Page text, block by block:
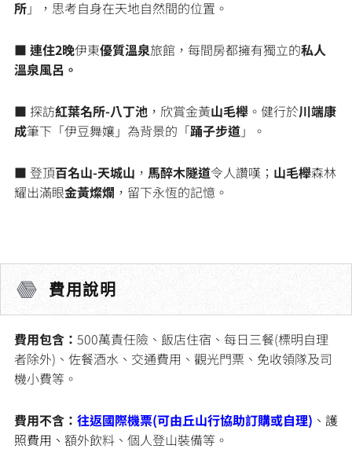
所」，思考自身在天地自然間的位置。
■ 連住2晚伊東優質溫泉旅館，每間房都擁有獨立的私人
溫泉風呂。
■ 探訪紅葉名所-八丁池 ，欣賞金黃山毛櫸 。健行於川端康
成筆下「伊豆舞孃」為背景的「踊子步道」。
■ 登頂百名山-天城山 ， 馬醉木隧道令人讚嘆； 山毛櫸森林
耀出滿眼金黃燦爛 ，留下永恆的記憶。
費用說明
費用包含： 500萬責任險、飯店住宿、每日三餐(標明自理
者除外)、佐餐酒水、交通費用、觀光門票、免收領隊及司
機小費等。
費用不含： 往返國際機票(可由丘山行協助訂購或自理) 、護
照費用、 額外飲料、個人登山裝備等。